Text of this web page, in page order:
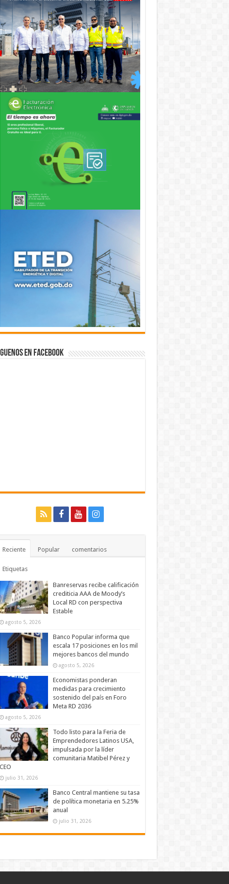
en Facebook
Reciente Popular comentarios
Etiquetas
Banreservas recibe calificación
crediticia AAA de Moody’s
Local RD con perspectiva
Estable
agosto 5, 2026
Banco Popular informa que
escala 17 posiciones en los mil
mejores bancos del mundo
agosto 5, 2026
Economistas ponderan
medidas para crecimiento
sostenido del país en Foro
Meta RD 2036
agosto 5, 2026
Todo listo para la Feria de
Emprendedores Latinos USA,
impulsada por la líder
comunitaria Matibel Pérez y
CEO
julio 31, 2026
Banco Central mantiene su tasa
de política monetaria en 5.25%
anual
julio 31, 2026